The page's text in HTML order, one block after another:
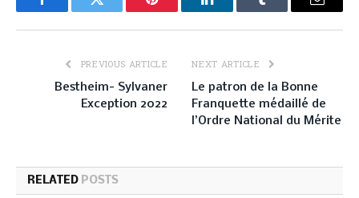
FacebookTwitter Pinterest LinkedInTumblr Email
PREVIOUS ARTICLE
Bestheim- Sylvaner
Exception 2022
NEXT ARTICLE
Le patron de la Bonne
Franquette médaillé de
l’Ordre National du Mérite
RELATED POSTS